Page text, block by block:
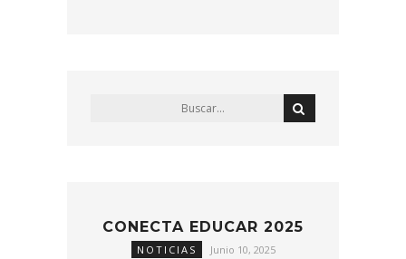
CONECTA EDUCAR 2025
NOTICIAS Junio 10, 2025